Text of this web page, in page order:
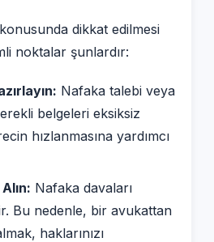
dikkat edilmesi
noktalar şunlardır:
Nafaka talebi veya
belgeleri eksiksiz
hızlanmasına yardımcı
Nafaka davaları
Bu nedenle, bir avukattan
haklarınızı